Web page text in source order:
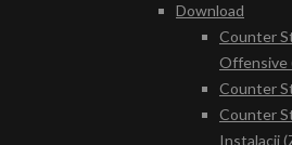
Download
Counter
Offensive
Counter
Counter
Instalacji